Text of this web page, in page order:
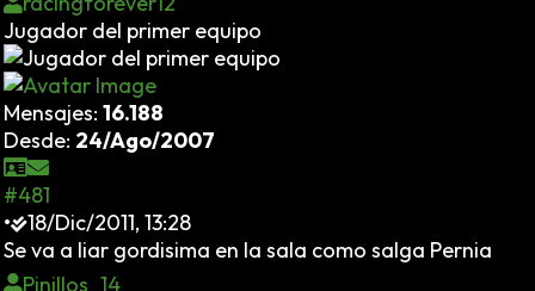
Jugador del primer equipo
Mensajes: 16.188
Desde: 24/Ago/2007
#481
•
18/Dic/2011, 13:28
Se va a liar gordisima en la sala como salga Pernia
Pinillos_14